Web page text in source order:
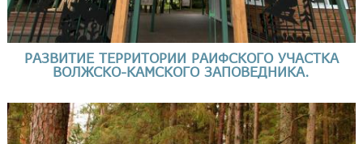
РАЗВИТИЕ ТЕРРИТОРИИ РАИФСКОГО УЧАСТКА
ВОЛЖСКО-КАМСКОГО ЗАПОВЕДНИКА.